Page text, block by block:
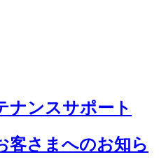
ナンスサポート
客さまへのお知ら